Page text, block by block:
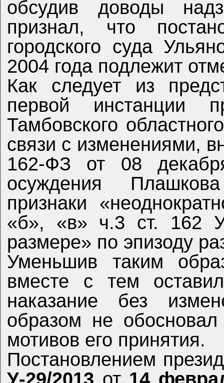
обсудив доводы
признал, что
городского суда
2004 года подлежит
Как следует из
первой инстанции
Тамбовского
связи с
162-ФЗ от 08
осуждения
признаки
«б», «в» ч.3 ст. 162
размере» по эпизоду
Уменьшив таким
вместе с тем
наказание без
образом не
мотивов его принятия.
Постановлением
У-29/2013 от 14